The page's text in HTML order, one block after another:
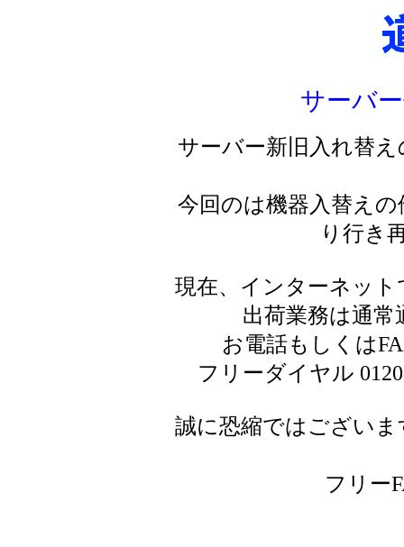
サーバ
サーバー新旧入れ替
今回のは機器入替え
り行き
現在、インターネッ
出荷業務は通
お電話もしくは
フリーダイヤル
誠に恐縮ではござい
フリー